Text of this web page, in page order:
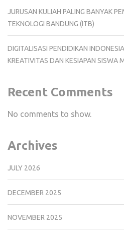
JURUSAN KULIAH PALING BANYAK
TEKNOLOGI BANDUNG (ITB)
DIGITALISASI PENDIDIKAN
KREATIVITAS DAN KESIAPAN SISWA
Recent Comments
No comments to show.
Archives
JULY 2026
DECEMBER 2025
NOVEMBER 2025